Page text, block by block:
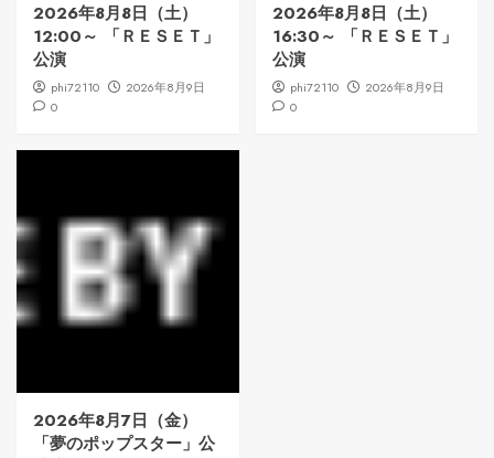
2026年8月8日（土）
12:00～ 「ＲＥＳＥＴ」
公演
phi72110
2026年8月9日
0
2026年8月8日（土）
16:30～ 「ＲＥＳＥＴ」
公演
phi72110
2026年8月9日
0
2026年8月7日（金）
「夢のポップスター」公